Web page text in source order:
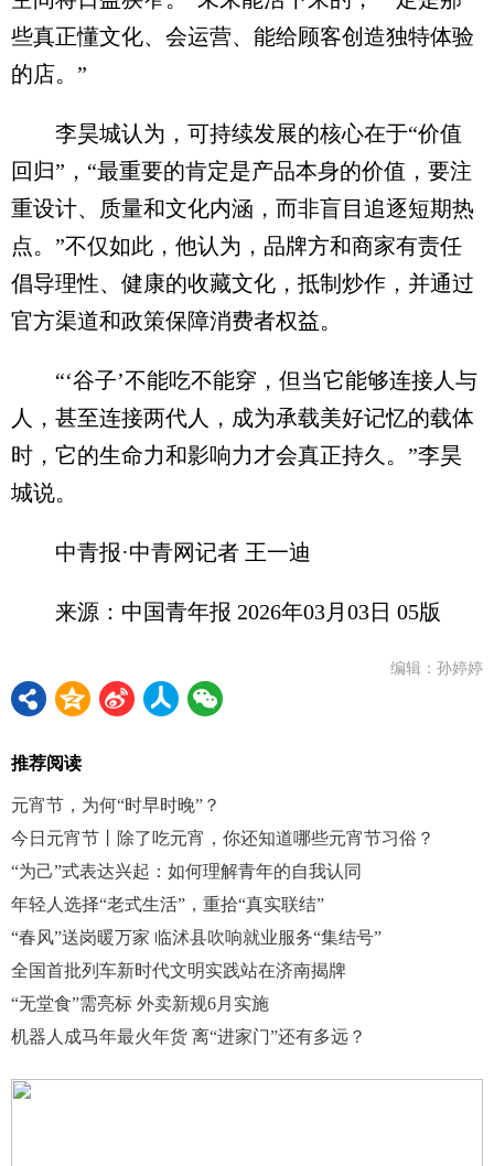
些真正懂文化、会运营、能给顾客创造独特体验
的店。”
李昊城认为，可持续发展的核心在于“价值
回归”，“最重要的肯定是产品本身的价值，要注
重设计、质量和文化内涵，而非盲目追逐短期热
点。”不仅如此，他认为，品牌方和商家有责任
倡导理性、健康的收藏文化，抵制炒作，并通过
官方渠道和政策保障消费者权益。
“‘谷子’不能吃不能穿，但当它能够连接人与
人，甚至连接两代人，成为承载美好记忆的载体
时，它的生命力和影响力才会真正持久。”李昊
城说。
中青报·中青网记者 王一迪
来源：中国青年报 2026年03月03日 05版
编辑：孙婷婷
推荐阅读
元宵节，为何“时早时晚”？
今日元宵节丨除了吃元宵，你还知道哪些元宵节习俗？
“为己”式表达兴起：如何理解青年的自我认同
年轻人选择“老式生活”，重拾“真实联结”
“春风”送岗暖万家 临沭县吹响就业服务“集结号”
全国首批列车新时代文明实践站在济南揭牌
“无堂食”需亮标 外卖新规6月实施
机器人成马年最火年货 离“进家门”还有多远？